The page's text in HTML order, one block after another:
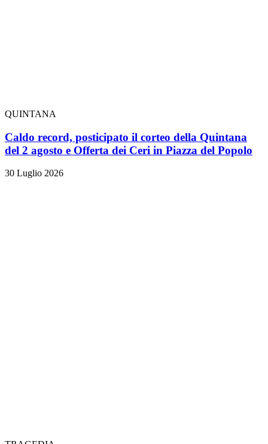
QUINTANA
Caldo record, posticipato il corteo della Quintana
del 2 agosto e Offerta dei Ceri in Piazza del Popolo
30 Luglio 2026